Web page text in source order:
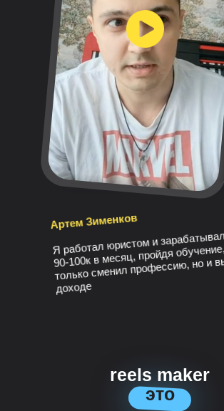
Артем Зименков
Я работал юристом и
90-100к в месяц, пройдя о
только сменил профессию, но и
доходе
reels maker
это